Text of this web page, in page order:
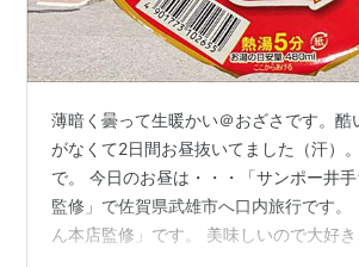
薄暗く曇って生暖かい＠おざさです。酷
がなくて2日間お昼抜いてました（汗）
で。 今日のお昼は・・・「サンポー井
監修」で佐賀県武雄市へ口内旅行です。
ん本店監修」です。 美味しいので大好